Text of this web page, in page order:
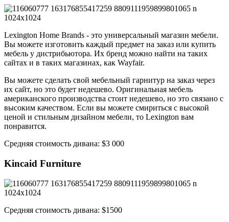
Lexington Home Brands - это универсальный магазин мебели.
Вы можете изготовить каждый предмет на заказ или купить
мебель у дистрибьютора. Их бренд можно найти на таких
сайтах и в таких магазинах, как Wayfair.
Вы можете сделать свой мебельный гарнитур на заказ через
их сайт, но это будет недешево. Оригинальная мебель
американского производства стоит недешево, но это связано с
высоким качеством. Если вы можете смириться с высокой
ценой и стильным дизайном мебели, то Lexington вам
понравится.
Средняя стоимость дивана: $3 000
Kincaid Furniture
Средняя стоимость дивана: $1500